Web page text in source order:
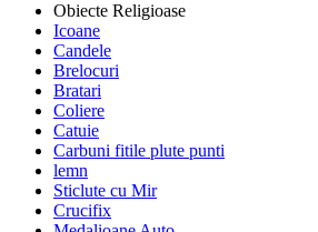
Obiecte Religioase
Icoane
Candele
Brelocuri
Bratari
Coliere
Catuie
Carbuni fitile plute punti
lemn
Sticlute cu Mir
Crucifix